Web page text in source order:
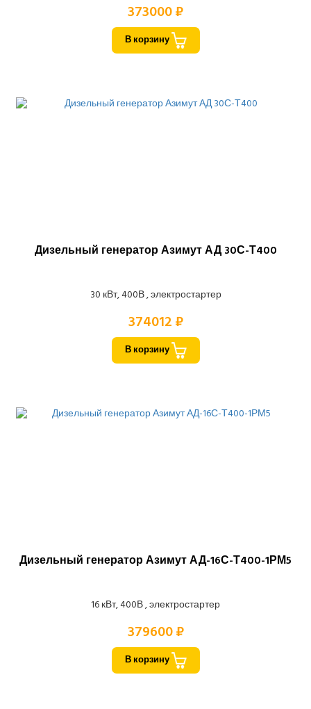
373000 ₽
В корзину
Дизельный генератор Азимут АД 30С-Т400
30 кВт, 400В , электростартер
374012 ₽
В корзину
Дизельный генератор Азимут АД-16С-Т400-1РМ5
16 кВт, 400В , электростартер
379600 ₽
В корзину